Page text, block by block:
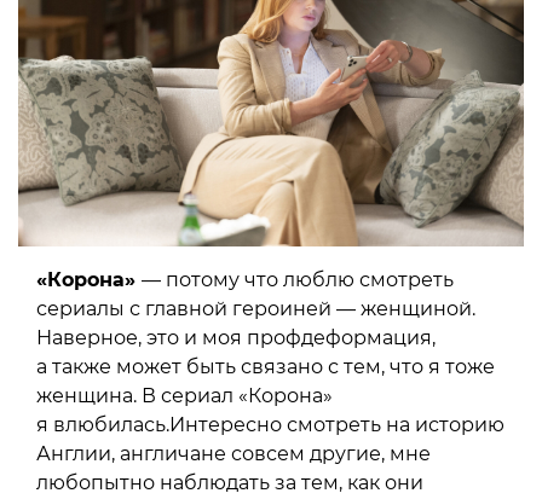
«Корона» — потому что люблю смотреть
сериалы с главной героиней — женщиной.
Наверное, это и моя профдеформация,
а также может быть связано с тем, что я тоже
женщина. В сериал «Корона»
я влюбилась.Интересно смотреть на историю
Англии, англичане совсем другие, мне
любопытно наблюдать за тем, как они